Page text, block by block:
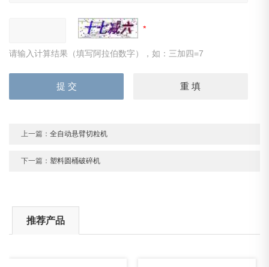
请输入计算结果（填写阿拉伯数字），如：三加四=7
上一篇：全自动悬臂切粒机
下一篇：塑料圆桶破碎机
推荐产品